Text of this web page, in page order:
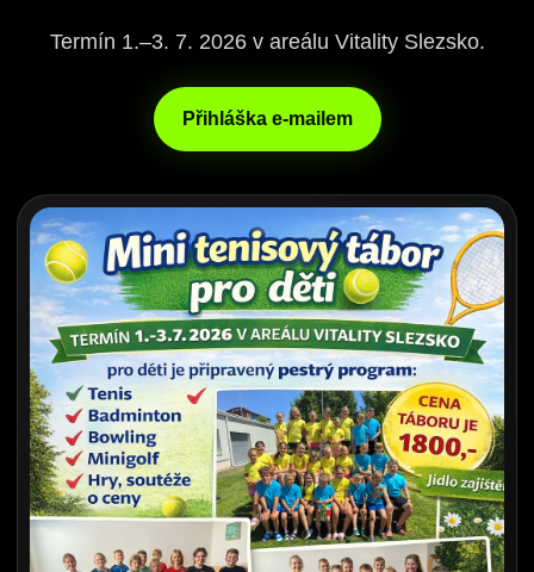
Termín 1.–3. 7. 2026 v areálu Vitality Slezsko.
Přihláška e-mailem